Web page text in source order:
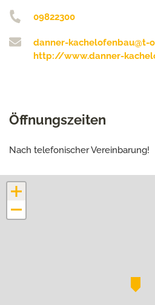
09822300
danner-kachelofenbau@t-
http://www.danner-
Öffnungszeiten
Nach telefonischer Vereinbarung!
+
−